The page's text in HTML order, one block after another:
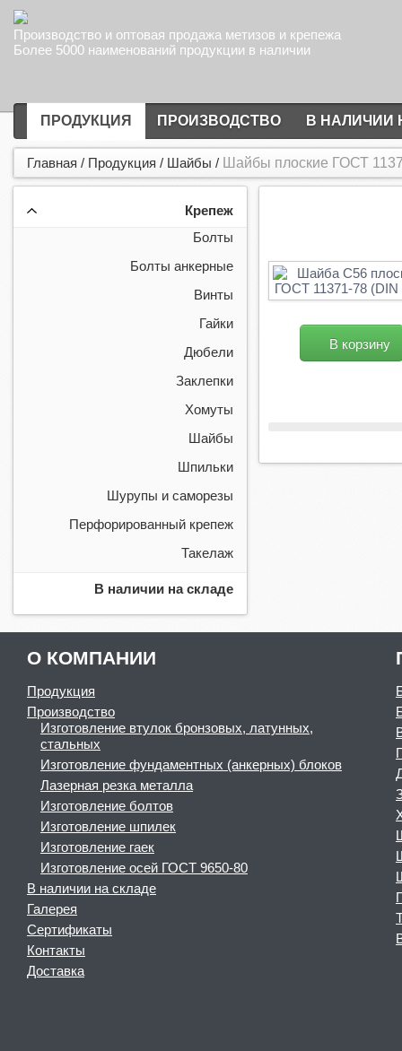
Производство и оптовая продажа метизов и крепежа
Более 5000 наименований продукции в наличии
ПРОДУКЦИЯ ПРОИЗВОДСТВО В НАЛИЧИИ
Главная / Продукция / Шайбы / Шайбы плоские ГОСТ
Крепеж
Болты
Болты анкерные
Винты
Гайки
Дюбели
Заклепки
Хомуты
Шайбы
Шпильки
Шурупы и саморезы
Перфорированный крепеж
Такелаж
В наличии на складе
В корзину
О КОМПАНИИ
Продукция
Производство
Изготовление втулок бронзовых, латунных,
стальных
Изготовление фундаментных (анкерных) блоков
Лазерная резка металла
Изготовление болтов
Изготовление шпилек
Изготовление гаек
Изготовление осей ГОСТ 9650-80
В наличии на складе
Галерея
Сертификаты
Контакты
Доставка